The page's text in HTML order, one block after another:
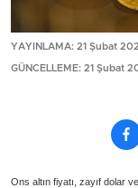
YAYINLAMA: 21 Şubat
GÜNCELLEME: 21 Şubat
Ons altın fiyatı, zayıf dolar